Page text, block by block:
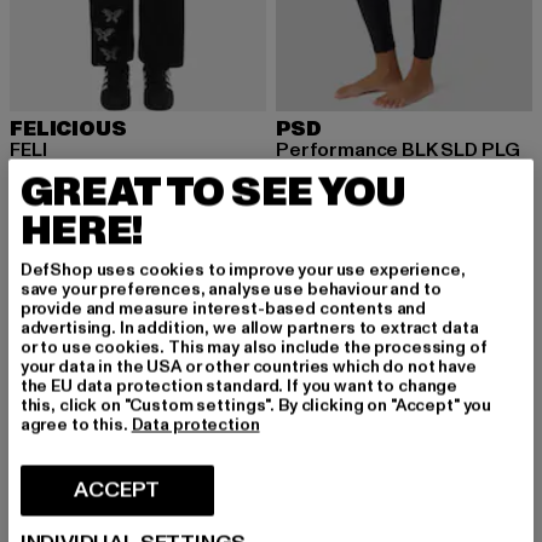
FELICIOUS
FELI
från332,64 kr
Nuvarande pris: Från 332,64 kr
462 kr Kampanjpris: 462 kr
PSD
Performance BLK SLD PLG
277,20 kr
Nuvarande pris: 277,20 kr
693 krKampanjpris: 693 kr
-40% -40%
GREAT TO SEE YOU
HERE!
DefShop uses cookies to improve your use experience,
save your preferences, analyse use behaviour and to
provide and measure interest-based contents and
advertising. In addition, we allow partners to extract data
or to use cookies. This may also include the processing of
your data in the USA or other countries which do not have
the EU data protection standard. If you want to change
this, click on "Custom settings". By clicking on "Accept" you
agree to this. Data protection
ACCEPT